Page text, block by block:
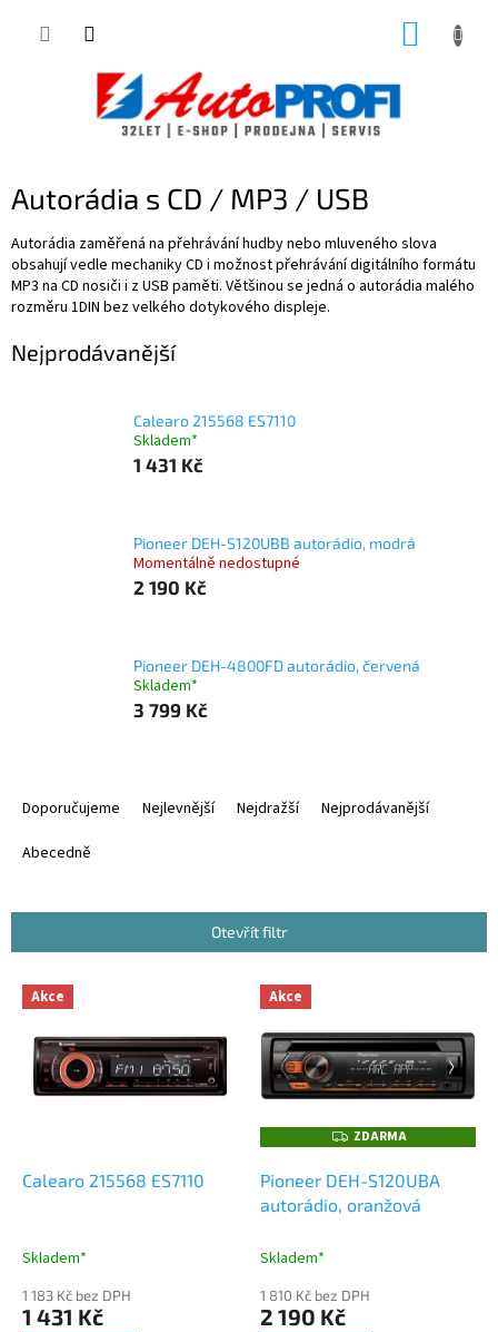
Autorádia s CD / MP3 / USB
Autorádia zaměřená na přehrávání hudby nebo mluveného slova
obsahují vedle mechaniky CD i možnost přehrávání digitálního formátu
MP3 na CD nosiči i z USB paměti. Většinou se jedná o autorádia malého
rozměru 1DIN bez velkého dotykového displeje.
Nejprodávanější
Calearo 215568 ES7110
Skladem*
1 431 Kč
Pioneer DEH-S120UBB autorádio, modrá
Momentálně nedostupné
2 190 Kč
Pioneer DEH-4800FD autorádio, červená
Skladem*
3 799 Kč
r
Doporučujeme Nejlevnější Nejdražší
Nejprodávanější
Abecedně
Otevřít filtr
V Akce
Calearo 215568 ES7110
Skladem*
1 183 Kč bez DPH
1 431 Kč
Akce
Z
D
R
A
ZDARMA
Pioneer DEH-S120UBA
autorádio, oranžová
Skladem*
1 810 Kč bez DPH
2 190 Kč